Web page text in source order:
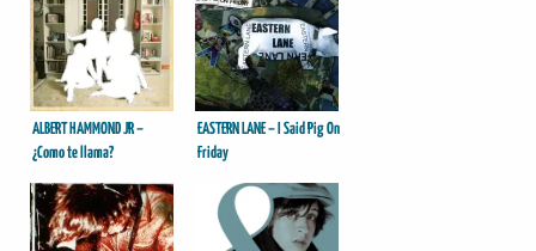
ALBERT HAMMOND JR –
¿Como te llama?
EASTERN LANE – I Said Pig On
Friday